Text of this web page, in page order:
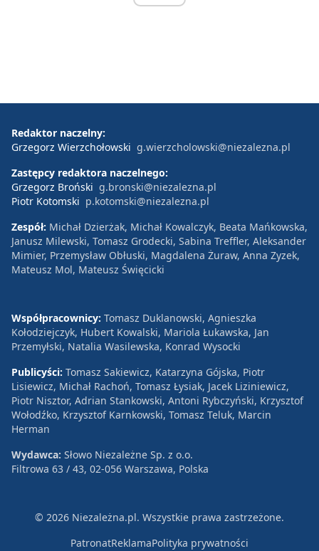
Redaktor naczelny:
Grzegorz Wierzchołowski g.wierzcholowski@niezalezna.pl
Zastępcy redaktora naczelnego:
Grzegorz Broński g.bronski@niezalezna.pl
Piotr Kotomski p.kotomski@niezalezna.pl
Zespół: Michał Dzierżak, Michał Kowalczyk, Beata Mańkowska,
Janusz Milewski, Tomasz Grodecki, Sabina Treffler, Aleksander
Mimier, Przemysław Obłuski, Magdalena Żuraw, Anna Zyzek,
Mateusz Mol, Mateusz Święcicki
Współpracownicy: Tomasz Duklanowski, Agnieszka
Kołodziejczyk, Hubert Kowalski, Mariola Łukawska, Jan
Przemyłski, Natalia Wasilewska, Konrad Wysocki
Publicyści: Tomasz Sakiewicz, Katarzyna Gójska, Piotr
Lisiewicz, Michał Rachoń, Tomasz Łysiak, Jacek Liziniewicz,
Piotr Nisztor, Adrian Stankowski, Antoni Rybczyński, Krzysztof
Wołodźko, Krzysztof Karnkowski, Tomasz Teluk, Marcin
Herman
Wydawca: Słowo Niezależne Sp. z o.o.
Filtrowa 63 / 43, 02-056 Warszawa, Polska
© 2026 Niezależna.pl. Wszystkie prawa zastrzeżone.
PatronatReklamaPolityka prywatności